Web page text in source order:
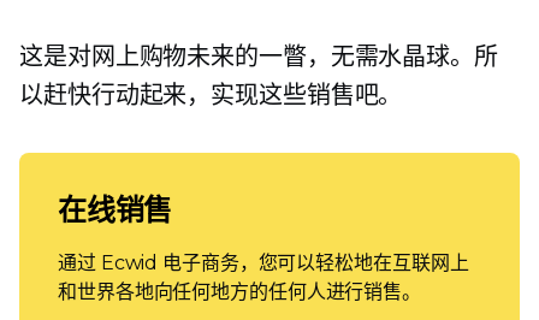
这是对网上购物未来的一瞥，无需水晶球。所
以赶快行动起来，实现这些销售吧。
在线销售
通过 Ecwid 电子商务，您可以轻松地在互联网上
和世界各地向任何地方的任何人进行销售。